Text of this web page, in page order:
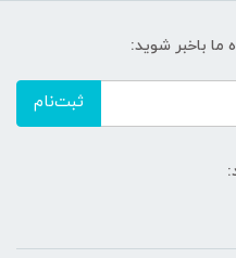
ما باخبر شوید:
ثبت‌نام